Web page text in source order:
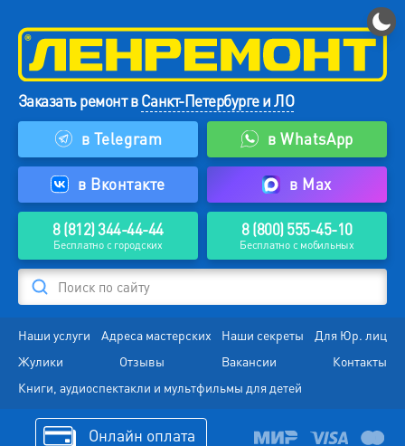
Заказать ремонт вСанкт-Петербурге и ЛО
в Telegram
в WhatsApp
в Вконтакте в Max
8 (812) 344-44-44
Бесплатно с городских
8 (800) 555-45-10
Бесплатно с мобильных
Поиск по сайту
Наши услуги Адреса мастерских Наши секреты
Для Юр. лиц
Жулики
Отзывы Вакансии
Контакты
Книги, аудиоспектакли и мультфильмы для детей
Онлайн оплата